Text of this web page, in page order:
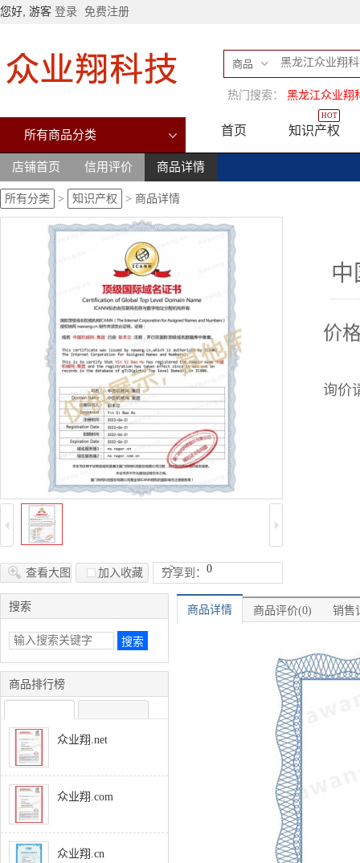
您好, 游客 登录 免费注册
商品
热门搜索： 黑龙江众业翔
所有商品分类 首页 知识产权
HOT
店铺首页 信用评价 商品详情
所有分类 > 知识产权 > 商品详情
查看大图 加入收藏 分享到： 0
-->
中
价
询价
搜索
商品排行榜
众业翔.net
众业翔.com
众业翔.cn
商品详情 商品评价(0) 销售